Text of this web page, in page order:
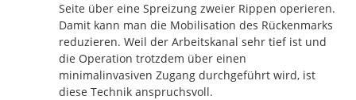
Seite über eine Spreizung zweier Rippen operieren.
Damit kann man die Mobilisation des Rückenmarks
reduzieren. Weil der Arbeitskanal sehr tief ist und
die Operation trotzdem über einen
minimalinvasiven Zugang durchgeführt wird, ist
diese Technik anspruchsvoll.